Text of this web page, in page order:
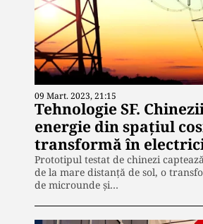
09 Mart. 2023, 21:15
Tehnologie SF.
energie din spațiul
transformă în
Prototipul testat de chinezi
de la mare distanţă de sol, o
de microunde şi…